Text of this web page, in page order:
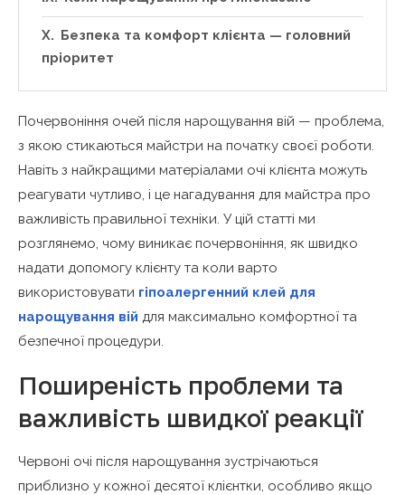
Безпека та комфорт клієнта — головний
пріоритет
Почервоніння очей після нарощування вій — проблема,
з якою стикаються майстри на початку своєї роботи.
Навіть з найкращими матеріалами очі клієнта можуть
реагувати чутливо, і це нагадування для майстра про
важливість правильної техніки. У цій статті ми
розглянемо, чому виникає почервоніння, як швидко
надати допомогу клієнту та коли варто
використовувати гіпоалергенний клей для
нарощування вій для максимально комфортної та
безпечної процедури.
Поширеність проблеми та
важливість швидкої реакції
Червоні очі після нарощування зустрічаються
приблизно у кожної десятої клієнтки, особливо якщо